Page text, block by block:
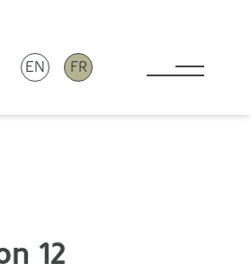
EN FR
Toggle
12